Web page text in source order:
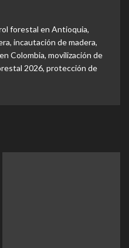
forestal en Antioquia,
, incautación de madera,
Colombia, movilización de
2026, protección de